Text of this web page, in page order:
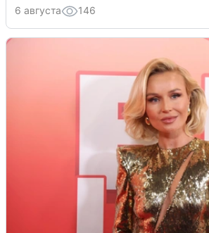
6 августа 146